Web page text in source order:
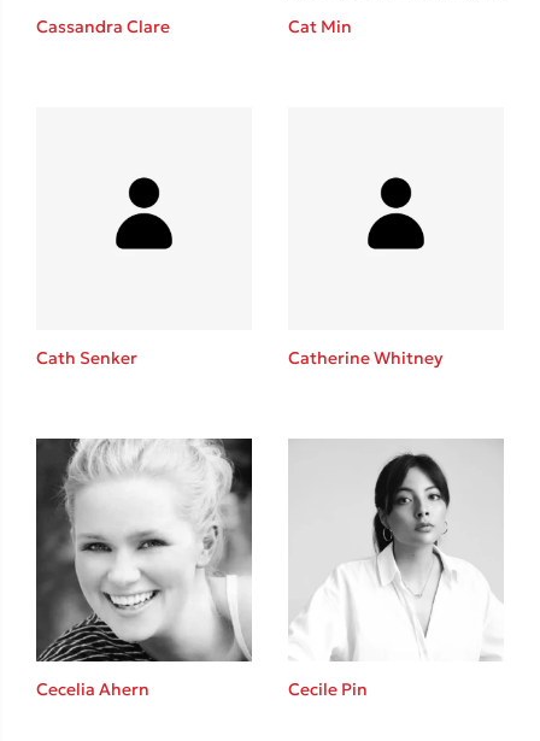
Ιωάννης Γλωσσόπουλος
Δανάη Δεληγεώργη
Πάνω, κάτω, μπροστά, πίσω
Cassandra Clare Cat Min
Cath Senker Catherine Whitney
Cecelia Ahern Cecile Pin